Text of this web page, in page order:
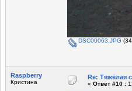
DSC00063.JPG
Raspberry
Кристина
Re: Тяжёлая
« Ответ #10 :